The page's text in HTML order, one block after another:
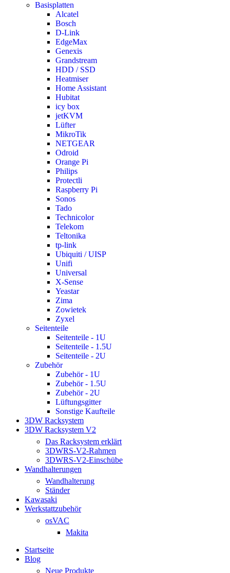
Basisplatten
Alcatel
Bosch
D-Link
EdgeMax
Genexis
Grandstream
HDD / SSD
Heatmiser
Home Assistant
Hubitat
icy box
jetKVM
Lüfter
MikroTik
NETGEAR
Odroid
Orange Pi
Philips
Protectli
Raspberry Pi
Sonos
Tado
Technicolor
Telekom
Teltonika
tp-link
Ubiquiti / UISP
Unifi
Universal
X-Sense
Yeastar
Zima
Zowietek
Zyxel
Seitenteile
Seitenteile - 1U
Seitenteile - 1.5U
Seitenteile - 2U
Zubehör
Zubehör - 1U
Zubehör - 1.5U
Zubehör - 2U
Lüftungsgitter
Sonstige Kaufteile
3DW Racksystem
3DW Racksystem V2
Das Racksystem erklärt
3DWRS-V2-Rahmen
3DWRS-V2-Einschübe
Wandhalterungen
Wandhalterung
Ständer
Kawasaki
Werkstattzubehör
osVAC
Makita
Startseite
Blog
Neue Produkte